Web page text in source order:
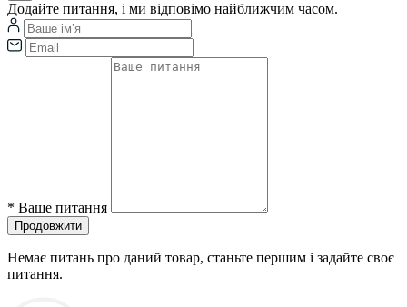
Додайте питання, і ми відповімо найближчим часом.
* Ваше питання
Продовжити
Немає питань про даний товар, станьте першим і задайте своє
питання.